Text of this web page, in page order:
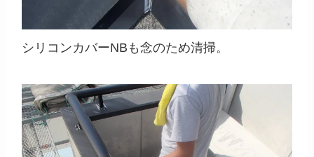
シリコンカバーNBも念のため清掃。